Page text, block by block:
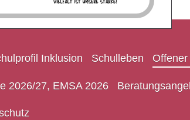
Inklusion Schulleben
2026/27, EMSA 2026